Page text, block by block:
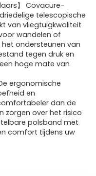
】 Covacure-
telescopische
van vliegtuigkwaliteit
wandelen of
ondersteunen van
tegen druk en
hoge mate van
ergonomische
en
dan de
zorgen over het risico
polsband met
comfort tijdens uw